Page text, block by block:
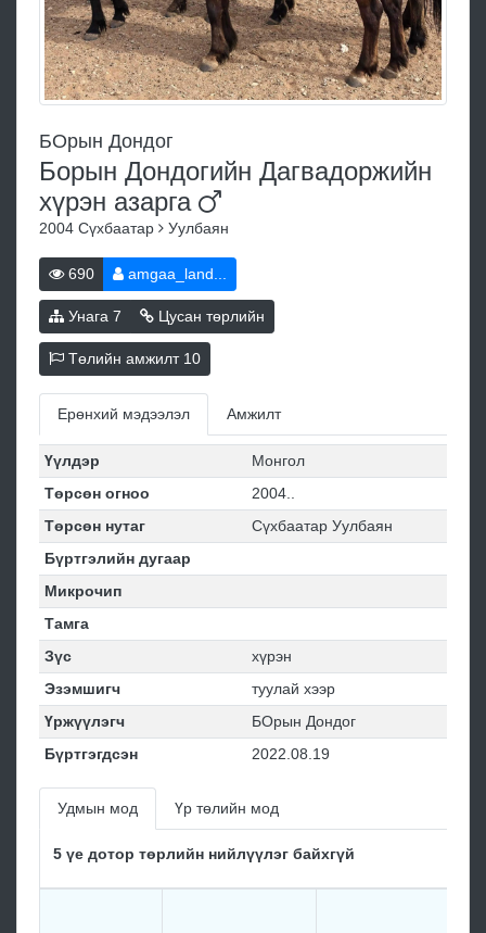
БОрын Дондог
Борын Дондогийн Дагвадоржийн
хүрэн азарга
2004 Сүхбаатар Уулбаян
690 amgaa_land...
Унага 7 Цусан төрлийн
Төлийн амжилт 10
Ерөнхий мэдээлэл Амжилт
Үүлдэр
Монгол
Төрсөн огноо
2004..
Төрсөн нутаг
Сүхбаатар Уулбаян
Бүртгэлийн дугаар
Микрочип
Тамга
Зүс
хүрэн
Эзэмшигч
туулай хээр
Үржүүлэгч
БОрын Дондог
Бүртгэгдсэн
2022.08.19
Удмын мод Үр төлийн мод
5 үе дотор төрлийн нийлүүлэг байхгүй